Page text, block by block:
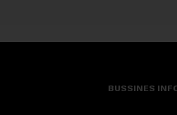
BUSSINES